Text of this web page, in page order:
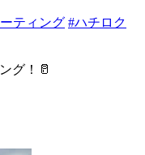
ティング #ハチロク
グ！🥛